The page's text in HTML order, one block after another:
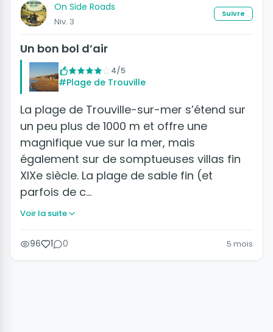
On Side Roads
Niv. 3
Suivre
Un bon bol d’air
4/5
#Plage de Trouville
La plage de Trouville-sur-mer s’étend sur
un peu plus de 1000 m et offre une
magnifique vue sur la mer, mais
également sur de somptueuses villas fin
XIXe siècle. La plage de sable fin (et
parfois de c…
Voir la suite
96 1 0 5 mois